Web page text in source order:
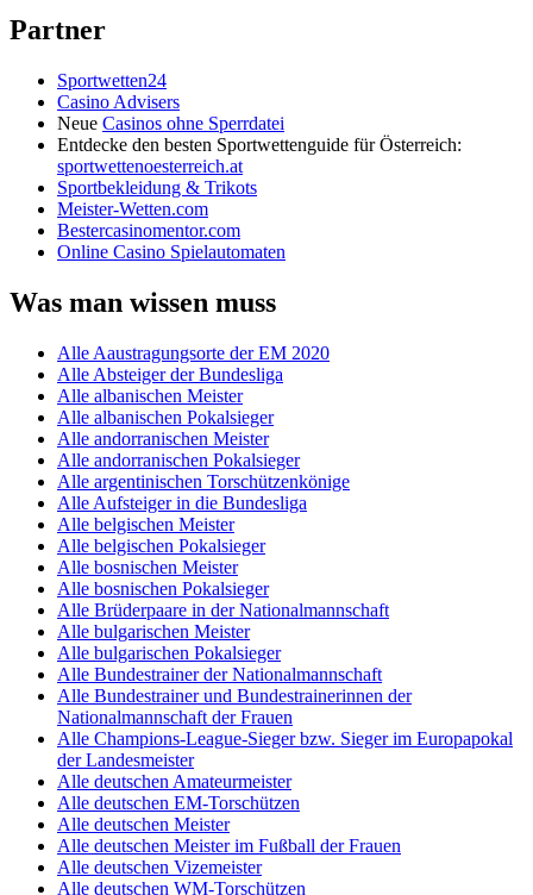
Partner
Sportwetten24
Casino Advisers
Neue Casinos ohne Sperrdatei
Entdecke den besten Sportwettenguide für Österreich:
sportwettenoesterreich.at
Sportbekleidung & Trikots
Meister-Wetten.com
Bestercasinomentor.com
Online Casino Spielautomaten
Was man wissen muss
Alle Aaustragungsorte der EM 2020
Alle Absteiger der Bundesliga
Alle albanischen Meister
Alle albanischen Pokalsieger
Alle andorranischen Meister
Alle andorranischen Pokalsieger
Alle argentinischen Torschützenkönige
Alle Aufsteiger in die Bundesliga
Alle belgischen Meister
Alle belgischen Pokalsieger
Alle bosnischen Meister
Alle bosnischen Pokalsieger
Alle Brüderpaare in der Nationalmannschaft
Alle bulgarischen Meister
Alle bulgarischen Pokalsieger
Alle Bundestrainer der Nationalmannschaft
Alle Bundestrainer und Bundestrainerinnen der
Nationalmannschaft der Frauen
Alle Champions-League-Sieger bzw. Sieger im Europapokal
der Landesmeister
Alle deutschen Amateurmeister
Alle deutschen EM-Torschützen
Alle deutschen Meister
Alle deutschen Meister im Fußball der Frauen
Alle deutschen Vizemeister
Alle deutschen WM-Torschützen